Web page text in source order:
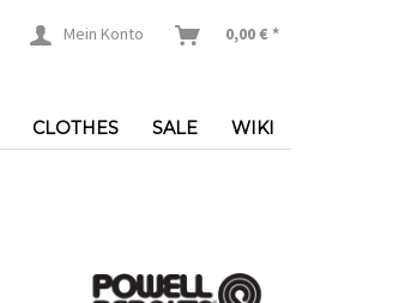
Mein Konto 0,00 € *
CLOTHES SALE WIKI